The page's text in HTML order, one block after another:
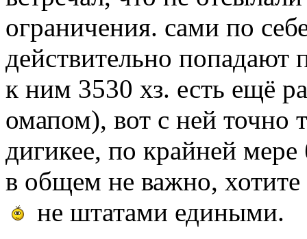
ограничения. сами по
действительно попадают
к ним 3530 хз. есть ещё
омапом), вот с ней точно
дигикее, по крайней
в общем не важно, хотите
не штатами едиными.